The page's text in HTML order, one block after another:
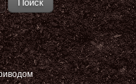
Поиск